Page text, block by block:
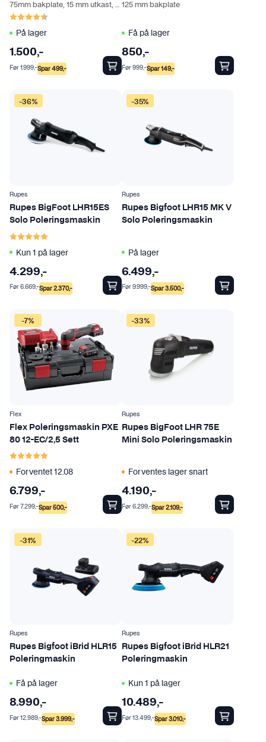
75mm bakplate, 15 mm utkast, Oscillerende maskin
Karakter:
På lager
1.500,-
Spar499,-
Før1.999,-
125 mm bakplate
Få på lager
850,-
Spar149,-
Før999,-
-36%
Rupes
Rupes BigFoot LHR15ES
Solo Poleringsmaskin
Karakter:
Kun 1 på lager
4.299,-
Spar2.370,-
Før6.669,-
-35%
Rupes
Rupes Bigfoot LHR15 MK V
Solo Poleringsmaskin
På lager
6.499,-
Spar3.500,-
Før9.999,-
-7%
Flex
Flex Poleringsmaskin PXE
80 12-EC/2,5 Sett
Karakter:
Forventet 12.08
6.799,-
Spar500,-
Før7.299,-
-33%
Rupes
Rupes BigFoot LHR 75E
Mini Solo Poleringsmaskin
Forventes lager snart
4.190,-
Spar2.109,-
Før6.299,-
-31%
Rupes
Rupes Bigfoot iBrid HLR15
Poleringmaskin
Få på lager
8.990,-
Spar3.999,-
Før12.989,-
-22%
Rupes
Rupes Bigfoot iBrid HLR21
Poleringmaskin
Kun 1 på lager
10.489,-
Spar3.010,-
Før13.499,-